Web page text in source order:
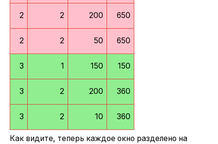
2 2 200 650
2 2 50 650
3 1 150 150
3 2 200 360
3 2 10 360
Как видите, теперь каждое окно разделено на